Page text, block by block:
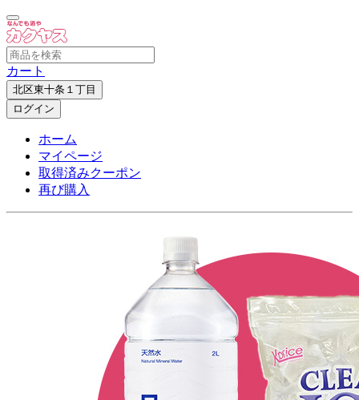
カート
北区東十条１丁目
ログイン
ホーム
マイページ
取得済みクーポン
再び購入